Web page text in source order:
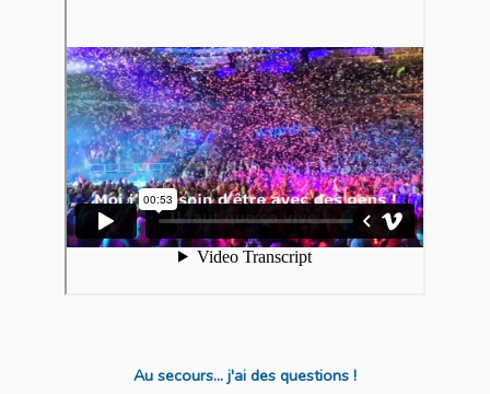
Au secours... j'ai des questions !